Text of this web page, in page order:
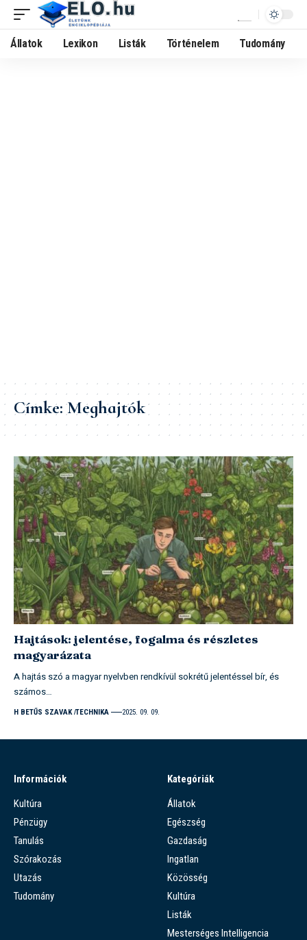
Állatok Lexikon Listák Történelem Tudomány
Címke:Meghajtók
Hajtások: jelentése, fogalma és részletes
magyarázata
A hajtás szó a magyar nyelvben rendkívül sokrétű jelentéssel bír, és
számos…
H BETŰS SZAVAK TECHNIKA 2025. 09. 09.
Információk
Kultúra
Pénzügy
Tanulás
Szórakozás
Utazás
Tudomány
Kategóriák
Állatok
Egészség
Gazdaság
Ingatlan
Közösség
Kultúra
Listák
Mesterséges Intelligencia